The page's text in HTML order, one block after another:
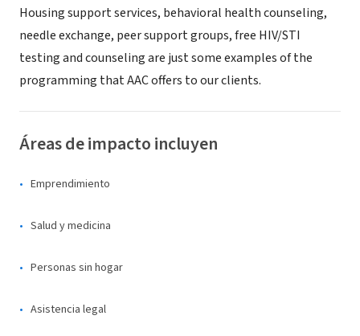
Housing support services, behavioral health counseling,
needle exchange, peer support groups, free HIV/STI
testing and counseling are just some examples of the
programming that AAC offers to our clients.
Áreas de impacto incluyen
Emprendimiento
Salud y medicina
Personas sin hogar
Asistencia legal